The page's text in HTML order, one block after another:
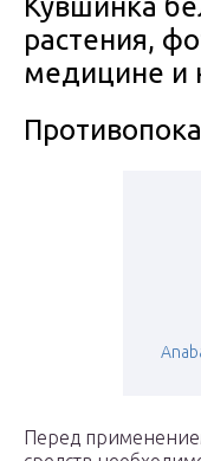
Кувшинка
растения,
медицине и
Перед